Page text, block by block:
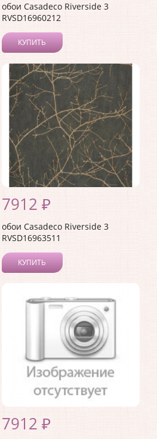
обои Casadeco Riverside 3
RVSD16960212
КУПИТЬ
7912 ₽
обои Casadeco Riverside 3
RVSD16963511
КУПИТЬ
7912 ₽